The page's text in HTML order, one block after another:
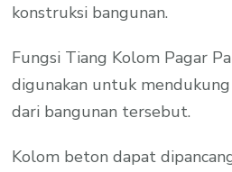
konstruksi bangunan.
Fungsi Tiang Kolom Pagar
digunakan untuk
dari bangunan tersebut.
Kolom beton dapat